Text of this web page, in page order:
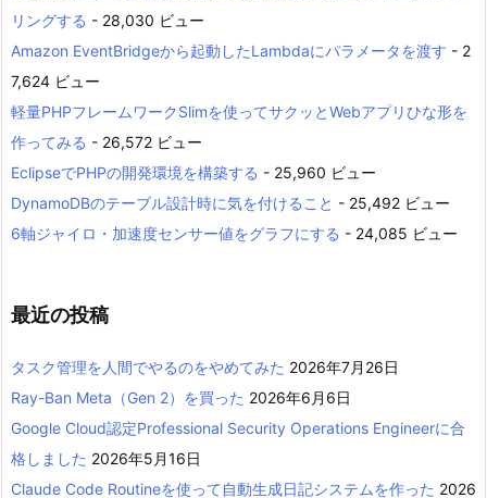
リングする - 28,030 ビュー
Amazon EventBridgeから起動したLambdaにパラメータを渡す - 2
7,624 ビュー
軽量PHPフレームワークSlimを使ってサクッとWebアプリひな形を
作ってみる - 26,572 ビュー
EclipseでPHPの開発環境を構築する - 25,960 ビュー
DynamoDBのテーブル設計時に気を付けること - 25,492 ビュー
6軸ジャイロ・加速度センサー値をグラフにする - 24,085 ビュー
最近の投稿
タスク管理を人間でやるのをやめてみた 2026年7月26日
Ray-Ban Meta（Gen 2）を買った 2026年6月6日
Google Cloud認定Professional Security Operations Engineerに合
格しました 2026年5月16日
Claude Code Routineを使って自動生成日記システムを作った 2026